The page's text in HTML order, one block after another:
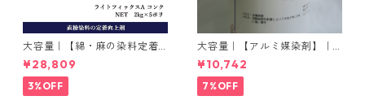
大容量｜【綿・麻の染料定着
向上剤】｜2kg×5本｜ライト
フィックスAコンク
¥28,809
3%OFF
大容量｜【アルミ媒染剤】｜5
00g−3本入り｜塩化アルミニ
ウム
¥10,742
7%OFF